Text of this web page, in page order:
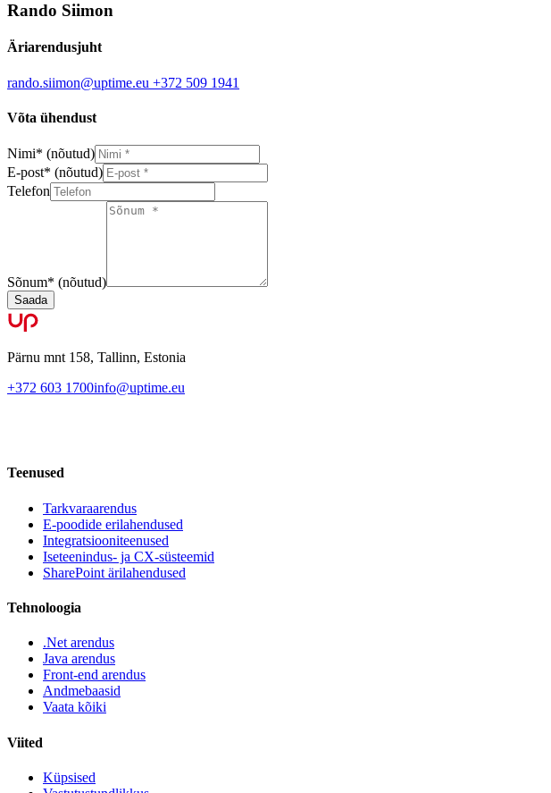
Rando Siimon
Äriarendusjuht
rando.siimon@uptime.eu +372 509 1941
Võta ühendust
Nimi* (nõutud)
E-post* (nõutud)
Telefon
Sõnum* (nõutud)
Saada
Pärnu mnt 158, Tallinn, Estonia
+372 603 1700info@uptime.eu
Teenused
Tarkvaraarendus
E-poodide erilahendused
Integratsiooniteenused
Iseteenindus- ja CX-süsteemid
SharePoint ärilahendused
Tehnoloogia
.Net arendus
Java arendus
Front-end arendus
Andmebaasid
Vaata kõiki
Viited
Küpsised